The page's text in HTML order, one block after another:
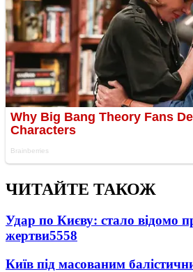
ЧИТАЙТЕ ТАКОЖ
Удар по Києву: стало відомо
жертви5558
Київ під масованим